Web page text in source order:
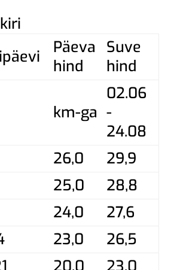
Päeva
hind
Suve
hind
km-ga
02.06
-
24.08
26,0
29,9
25,0
28,8
24,0
27,6
23,0
26,5
20,0
23,0